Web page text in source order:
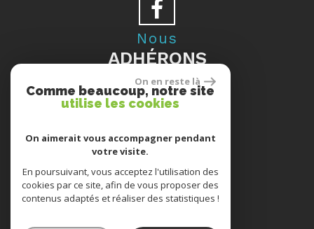
Nous
ADHÉRONS
Se
CONNECTER
On en reste là
Comme beaucoup, notre site
utilise les cookies
On aimerait vous accompagner pendant
votre visite.
En poursuivant, vous acceptez l'utilisation des
cookies par ce site, afin de vous proposer des
contenus adaptés et réaliser des statistiques !